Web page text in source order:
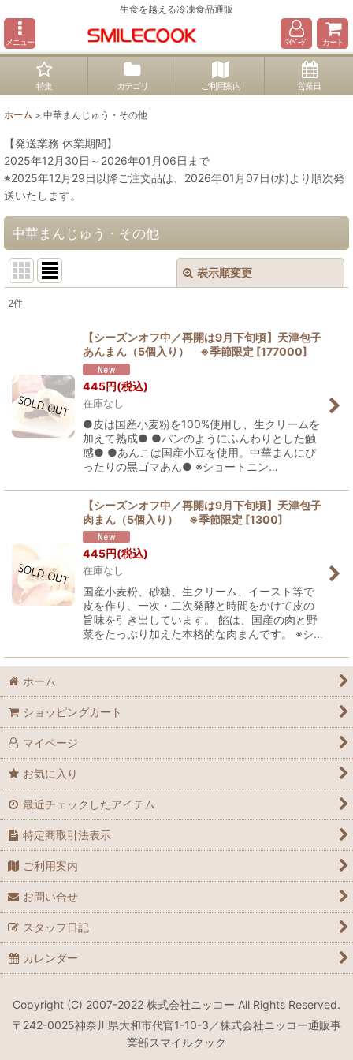
生食を越える冷凍食品通販
メニュー ﾏｲﾍﾟｰｼﾞ カート
特集 カテゴリ ご利用案内 営業日
ホーム > 中華まんじゅう・その他
【発送業務 休業期間】
2025年12月30日～2026年01月06日まで
※2025年12月29日以降ご注文品は、2026年01月07日(水)より順次発
送いたします。
中華まんじゅう・その他
表示順変更
2件
【シーズンオフ中／再開は9月下旬頃】天津包子
あんまん（5個入り） ※季節限定 [177000]
445円(税込)
在庫なし
●皮は国産小麦粉を100%使用し、生クリームを
加えて熟成● ●パンのようにふんわりとした触
感● ●あんこは国産小豆を使用。中華まんにぴ
ったりの黒ゴマあん● ※ショートニン…
【シーズンオフ中／再開は9月下旬頃】天津包子
肉まん（5個入り） ※季節限定 [1300]
445円(税込)
在庫なし
国産小麦粉、砂糖、生クリーム、イースト等で
皮を作り、一次・二次発酵と時間をかけて皮の
旨味を引き出しています。 餡は、国産の肉と野
菜をたっぷり加えた本格的な肉まんです。 ※シ…
ホーム
ショッピングカート
マイページ
お気に入り
最近チェックしたアイテム
特定商取引法表示
ご利用案内
お問い合せ
スタッフ日記
カレンダー
Copyright (C) 2007-2022 株式会社ニッコー All Rights Reserved.
〒242-0025神奈川県大和市代官1-10-3／株式会社ニッコー通販事
業部スマイルクック